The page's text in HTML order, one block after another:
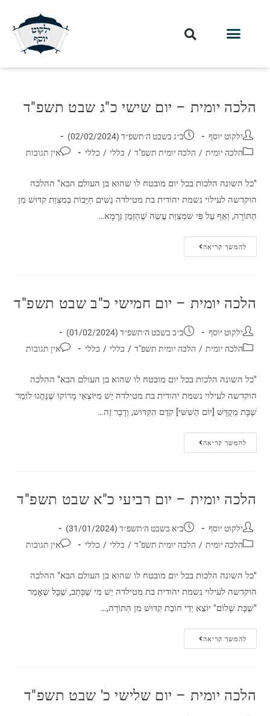
הלכה יומית – יום שישי כ"ג שבט תשפ"ד
ילקוט יוסף
כ״ג בשבט ה׳תשפ״ד (02/02/2024)
הלכה יומית / הלכה יומית תשפ"ד / כללי / כללי אין תגובות
"כל השונה הלכות בכל יום מובטח לו שהוא בן העולם הבא" ההלכה
הוקדשה לעילוי נשמת יהודית בת מטילדה נָשִׁים חַיָּבוֹת בְּמִצְוַת קִדּוּשׁ מִן
הַתּוֹרָה, וְאַף עַל פִּי שמִצְוַת עֲשֵׂה שֶׁהַזְּמַן גְּרָמָא…
להמשך קריאה
הלכה יומית – יום חמישי כ"ב שבט תשפ"ד
ילקוט יוסף
כ״ב בשבט ה׳תשפ״ד (01/02/2024)
הלכה יומית / הלכה יומית תשפ"ד / כללי / כללי אין תגובות
"כל השונה הלכות בכל יום מובטח לו שהוא בן העולם הבא" ההלכה
הוקדשה לעילוי נשמת יהודית בת מטילדה יֵשׁ מִיּוֹצְאֵי מָרוֹקוֹ שֶׁנָּהֲגוּ לוֹמַר
שַׁבָּת מְקֻדָּשׁ [יוֹם הַשִּׁשִּׁי] קֹדֶם הַקִּדּוּשׁ, וְדָבָר זֶה…
להמשך קריאה
הלכה יומית – יום רביעי כ"א שבט תשפ"ד
ילקוט יוסף
כ״א בשבט ה׳תשפ״ד (31/01/2024)
הלכה יומית / הלכה יומית תשפ"ד / כללי / כללי אין תגובות
"כל השונה הלכות בכל יום מובטח לו שהוא בן העולם הבא" ההלכה
הוקדשה לעילוי נשמת יהודית בת מטילדה יֵשׁ מִי שֶׁכָּתַב, שֶׁכָּל שֶׁאָמַר
"שַׁבָּת שָׁלוֹם" יוֹצֵא יְדֵי חוֹבַת קִדּוּשׁ מִן הַתּוֹרָה,…
להמשך קריאה
הלכה יומית – יום שלישי כ' שבט תשפ"ד